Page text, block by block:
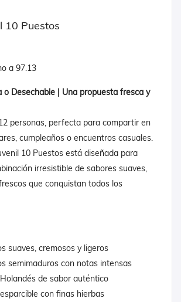
10 Puestos
a 97.13
o Desechable | Una propuesta fresca y
personas, perfecta para compartir en
cumpleaños o encuentros casuales.
10 Puestos está diseñada para
irresistible de sabores suaves,
que conquistan todos los
suaves, cremosos y ligeros
semimaduros con notas intensas
de sabor auténtico
con finas hierbas